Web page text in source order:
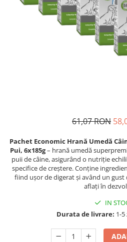
Proteice
Cremoase
Accesorii Câini
Culcușuri & Saltele Câini
Castroane și Adapatori
Pernuțe
Semi-umede
Perii & Piepteni Pisici
Culcușuri & Saltele Pisici
Ansambluri Pisici
Castroane & Adapatori Pisici
Zgărzi & Hamuri
61,07 RON
Pachet Economic Hrană Umedă
Pui, 6x185g– hrană umedă
puii de câine, asigurând o nutriție
specifice de creștere. Conține
fiind ușor de digerat și având un
aflați în
IN
Durata de livrare: 1-